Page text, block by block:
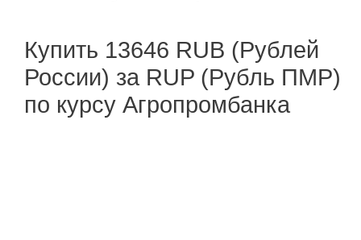
Купить 13646 RUB (Рублей
России) за RUP (Рубль ПМР)
по курсу Агропромбанка